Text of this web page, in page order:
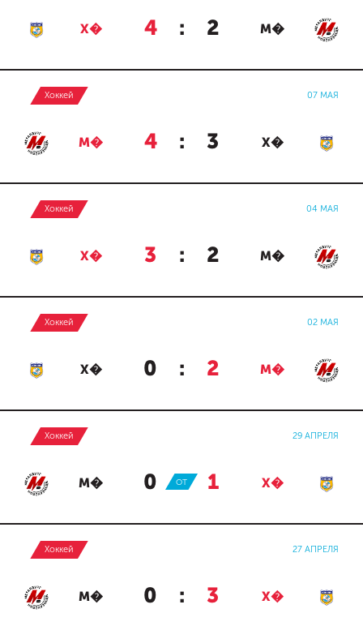
Х� 4 : 2 М�
Хоккей 07 МАЯ
М� 4 : 3 Х�
Хоккей 04 МАЯ
Х� 3 : 2 М�
Хоккей 02 МАЯ
Х� 0 : 2 М�
Хоккей 29 АПРЕЛЯ
М� 0 : 1 Х�
ОТ
Хоккей 27 АПРЕЛЯ
М� 0 : 3 Х�